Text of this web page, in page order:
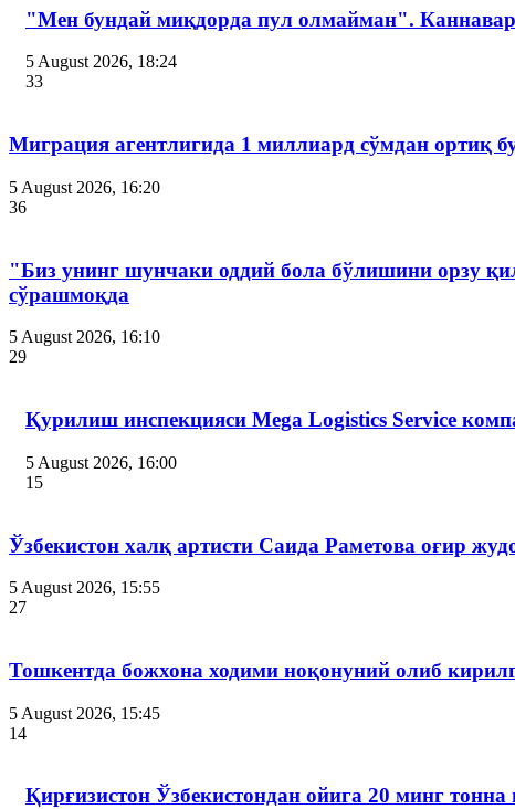
"Мен бундай миқдорда пул олмайман".
5 August 2026, 18:24
33
Миграция агентлигида 1 миллиард сўмдан ортиқ
5 August 2026, 16:20
36
"Биз унинг шунчаки оддий бола бўлишини орзу
сўрашмоқда
5 August 2026, 16:10
29
Қурилиш инспекцияси Мega Logistics Service
5 August 2026, 16:00
15
Ўзбекистон халқ артисти Саида Раметова оғир
5 August 2026, 15:55
27
Тошкентда божхона ходими ноқонуний олиб
5 August 2026, 15:45
14
Қирғизистон Ўзбекистондан ойига 20 минг